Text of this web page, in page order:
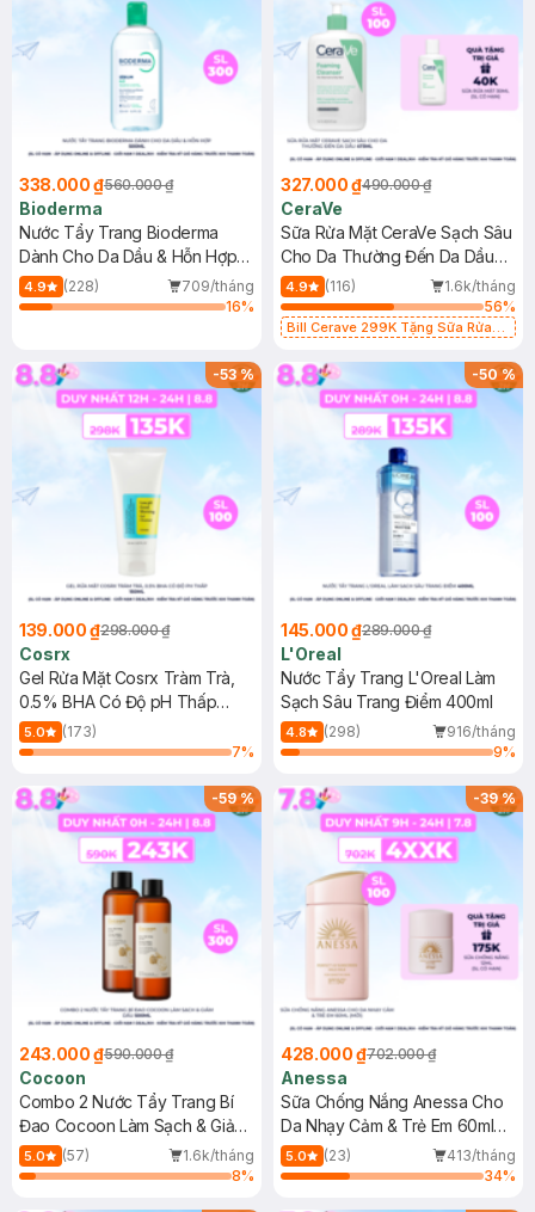
338.000 ₫560.000 ₫
Bioderma
Nước Tẩy Trang Bioderma
Dành Cho Da Dầu & Hỗn Hợp
500ml
4.9 (228)
709/tháng
16%
327.000 ₫490.000 ₫
CeraVe
Sữa Rửa Mặt CeraVe Sạch Sâu
Cho Da Thường Đến Da Dầu
473ml
4.9 (116)
1.6k/tháng
56%
Bill Cerave 299K Tặng Sữa Rửa
-53%
139.000 ₫298.000 ₫
Cosrx
Gel Rửa Mặt Cosrx Tràm Trà,
0.5% BHA Có Độ pH Thấp
150ml
5.0
(173)
7%
-50%
145.000 ₫289.000 ₫
L'Oreal
Nước Tẩy Trang L'Oreal Làm
Sạch Sâu Trang Điểm 400ml
4.8 (298)
916/tháng
9%
-59%
243.000 ₫590.000 ₫
Cocoon
Combo 2 Nước Tẩy Trang Bí
Đao Cocoon Làm Sạch & Giảm
Dầu 500ml
5.0 (57)
1.6k/tháng
8%
-39%
428.000 ₫702.000 ₫
Anessa
Sữa Chống Nắng Anessa Cho
Da Nhạy Cảm & Trẻ Em 60ml
(Mới)
5.0 (23)
413/tháng
34%